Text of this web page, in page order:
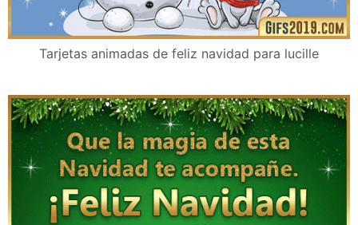
Tarjetas animadas de feliz navidad para lucille